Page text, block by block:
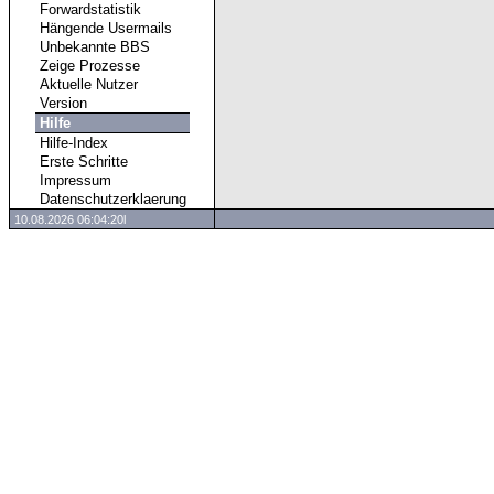
Forwardstatistik
Hängende Usermails
Unbekannte BBS
Zeige Prozesse
Aktuelle Nutzer
Version
Hilfe
Hilfe-Index
Erste Schritte
Impressum
Datenschutzerklaerung
10.08.2026 06:04:20l